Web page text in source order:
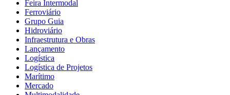
Feira Intermodal
Ferroviário
Grupo Guia
Hidroviário
Infraestrutura e Obras
Lançamento
Logística
Logística de Projetos
Marítimo
Mercado